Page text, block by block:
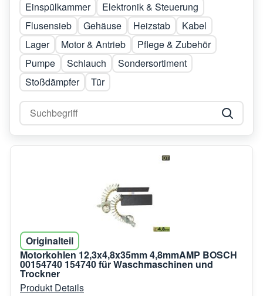
Einspülkammer
Elektronik & Steuerung
Flusensieb
Gehäuse Heizstab
Kabel
Lager
Motor & Antrieb
Pflege & Zubehör
Pumpe
Schlauch
Sondersortiment
Stoßdämpfer
Tür
Originalteil
Motorkohlen 12,3x4,8x35mm 4,8mmAMP BOSCH
00154740 154740 für Waschmaschinen und
Trockner
Produkt Details